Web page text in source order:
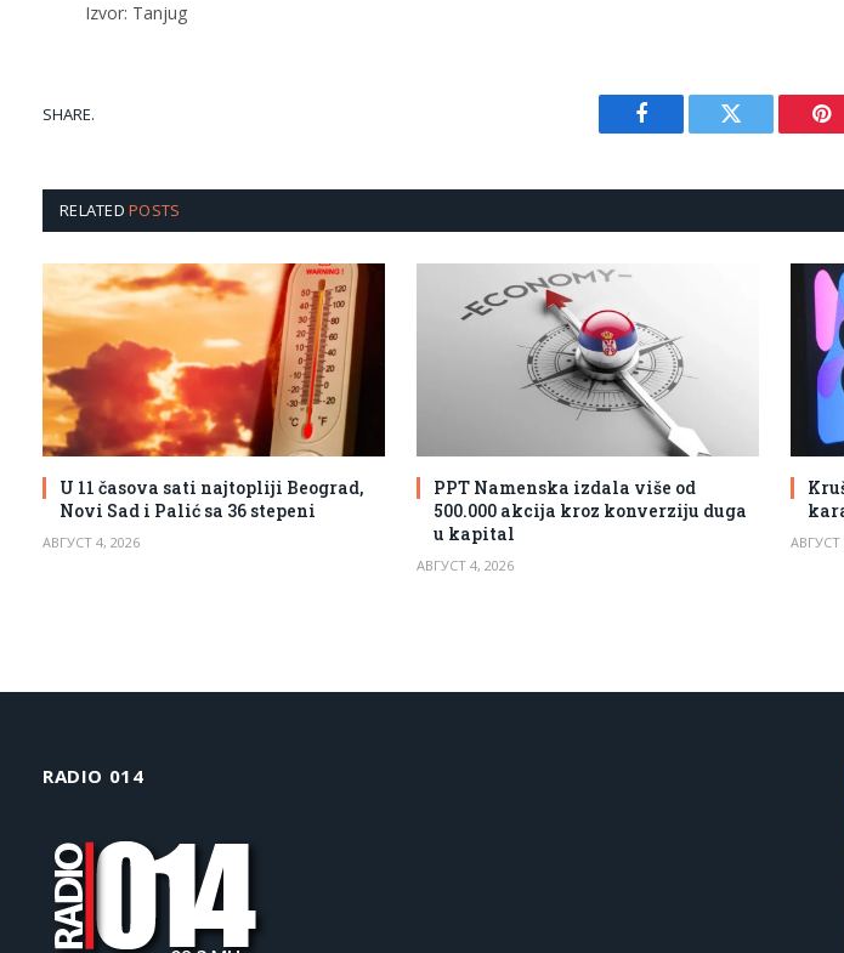
Izvor: Tanjug
SHARE.
Facebook Twitter
RELATEDPOSTS
U 11 časova sati najtopliji Beograd,
Novi Sad i Palić sa 36 stepeni
АВГУСТ 4, 2026
PPT Namenska izdala više od
500.000 akcija kroz konverziju duga
u kapital
АВГУСТ 4, 2026
АВГУСТ
RADIO 014